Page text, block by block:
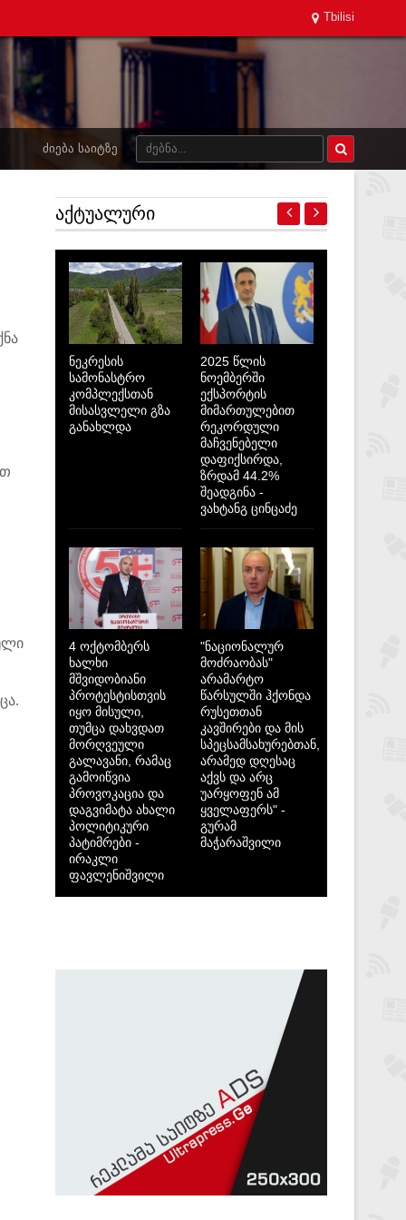
Tbilisi
ᲫᲘᲔᲑᲐ ᲡᲐᲘᲢᲖᲔ
ᲐᲥᲢᲣᲐᲚᲣᲠᲘ
ნეკრესის
სამონასტრო
კომპლექსთან
მისასვლელი გზა
განახლდა
2025 წლის
ნოემბერში
ექსპორტის
მიმართულებით
რეკორდული
მაჩვენებელი
დაფიქსირდა,
ზრდამ 44.2%
შეადგინა -
ვახტანგ ცინცაძე
4 ოქტომბერს
ხალხი
მშვიდობიანი
პროტესტისთვის
იყო მისული,
თუმცა დახვდათ
მორღვეული
გალავანი, რამაც
გამოიწვია
პროვოკაცია და
დაგვიმატა ახალი
პოლიტიკური
პატიმრები -
ირაკლი
ფავლენიშვილი
"ნაციონალურ
მოძრაობას"
არამარტო
წარსულში ჰქონდა
რუსეთთან
კავშირები და მის
სპეცსამსახურებთან,
არამედ დღესაც
აქვს და არც
უარყოფენ ამ
ყველაფერს" -
გურამ
მაჭარაშვილი